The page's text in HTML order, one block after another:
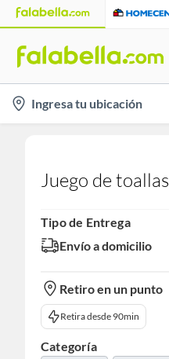
location-
icon
Ingresa tu ubicación
Juego de toallas
Tipo de Entrega
Envío a domicilio
Retiro en un punto
Retira desde 90min
Categoría